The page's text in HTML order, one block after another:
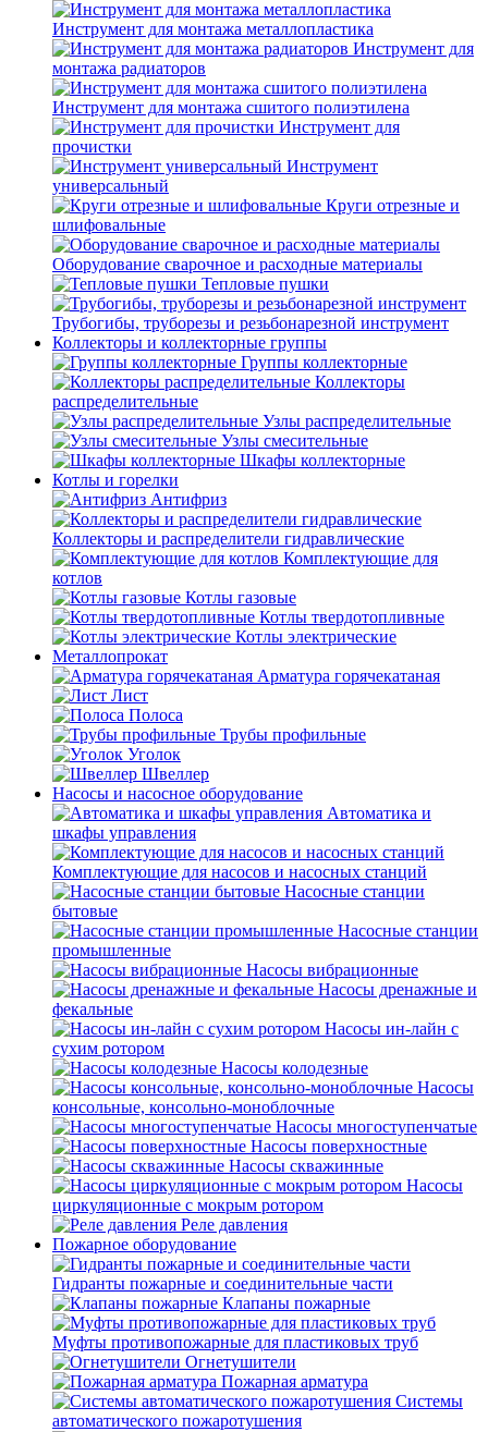
Инструмент для монтажа металлопластика
Инструмент для
монтажа радиаторов
Инструмент для монтажа сшитого полиэтилена
Инструмент для
прочистки
Инструмент
универсальный
Круги отрезные и
шлифовальные
Оборудование сварочное и расходные материалы
Тепловые пушки
Трубогибы, труборезы и резьбонарезной инструмент
Коллекторы и коллекторные группы
Группы коллекторные
Коллекторы
распределительные
Узлы распределительные
Узлы смесительные
Шкафы коллекторные
Котлы и горелки
Антифриз
Коллекторы и распределители гидравлические
Комплектующие для
котлов
Котлы газовые
Котлы твердотопливные
Котлы электрические
Металлопрокат
Арматура горячекатаная
Лист
Полоса
Трубы профильные
Уголок
Швеллер
Насосы и насосное оборудование
Автоматика и
шкафы управления
Комплектующие для насосов и насосных станций
Насосные станции
бытовые
Насосные станции
промышленные
Насосы вибрационные
Насосы дренажные и
фекальные
Насосы ин-лайн с
сухим ротором
Насосы колодезные
Насосы
консольные, консольно-моноблочные
Насосы многоступенчатые
Насосы поверхностные
Насосы скважинные
Насосы
циркуляционные с мокрым ротором
Реле давления
Пожарное оборудование
Гидранты пожарные и соединительные части
Клапаны пожарные
Муфты противопожарные для пластиковых труб
Огнетушители
Пожарная арматура
Системы
автоматического пожаротушения